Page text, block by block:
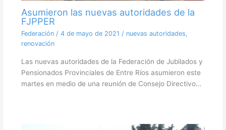
Asumieron las nuevas autoridades de la
FJPPER
Federación/ 4 de mayo de 2021 / nuevas autoridades,
renovación
Las nuevas autoridades de la Federación de Jubilados y
Pensionados Provinciales de Entre Ríos asumieron este
martes en medio de una reunión de Consejo Directivo…